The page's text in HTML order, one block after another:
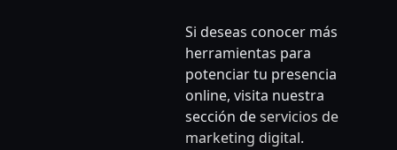
Si deseas conocer más
herramientas para
potenciar tu presencia
online, visita nuestra
sección deservicios de
marketing digital.